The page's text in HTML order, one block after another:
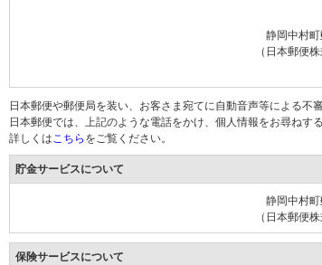
静岡中村
（日本郵便
日本郵便や郵便局を装い、お客さま宛てに自動音声等による不
日本郵便では、上記のような電話をかけ、個人情報をお尋ねす
詳しくは こちらをご覧ください。
貯金サービスについて
静岡中村
（日本郵便
保険サービスについて